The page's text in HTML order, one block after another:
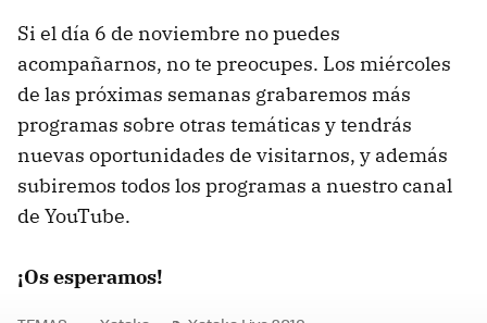
Si el día 6 de noviembre no puedes
acompañarnos, no te preocupes. Los miércoles
de las próximas semanas grabaremos más
programas sobre otras temáticas y tendrás
nuevas oportunidades de visitarnos, y además
subiremos todos los programas a nuestro canal
de YouTube.
¡Os esperamos!